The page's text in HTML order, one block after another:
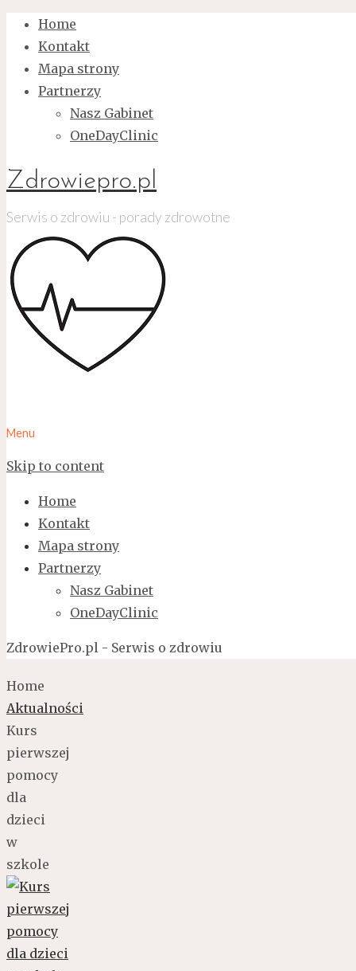
Home
Kontakt
Mapa strony
Partnerzy
Nasz Gabinet
OneDayClinic
Zdrowiepro.pl
Serwis o zdrowiu - porady zdrowotne
Menu
Skip to content
Home
Kontakt
Mapa strony
Partnerzy
Nasz Gabinet
OneDayClinic
ZdrowiePro.pl - Serwis o zdrowiu
Home
Aktualności
Kurs
pierwszej
pomocy
dla
dzieci
w
szkole